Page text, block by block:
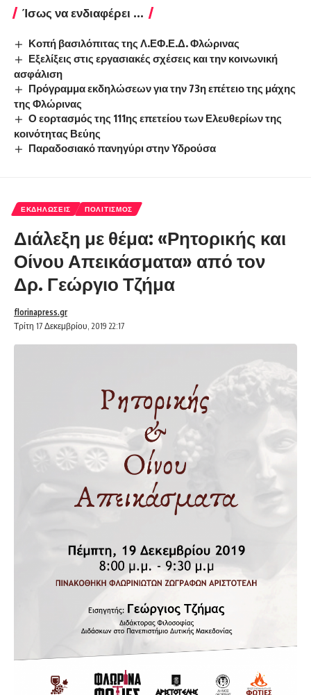
Ίσως να ενδιαφέρει ...
Κοπή βασιλόπιτας της Λ.ΕΦ.Ε.Δ. Φλώρινας
Εξελίξεις στις εργασιακές σχέσεις και την κοινωνική
ασφάλιση
Πρόγραμμα εκδηλώσεων για την 73η επέτειο της μάχης
της Φλώρινας
Ο εορτασμός της 111ης επετείου των Ελευθερίων της
κοινότητας Βεύης
Παραδοσιακό πανηγύρι στην Υδρούσα
ΕΚΔΗΛΏΣΕΙΣ ΠΟΛΙΤΙΣΜΌΣ
Διάλεξη με θέμα: «Ρητορικής και
Οίνου Απεικάσματα» από τον
Δρ. Γεώργιο Τζήμα
Τρίτη 17 Δεκεμβρίου, 2019 22:17
florinapress.gr